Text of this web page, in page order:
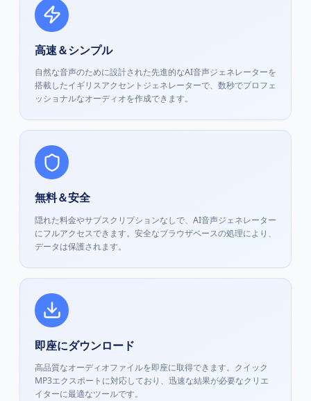
高速＆シンプル
自然な音声のために設計された先進的なAI音声ジェネレーターを
搭載したイギリスアクセントジェネレーターで、数秒でプロフェ
ッショナルなオーディオを作成できます。
無料＆安全
隠れた料金やサブスクリプションなしで、AI音声ジェネレーター
にフルアクセスできます。安全なブラウザベースの処理により、
データは保護されます。
即座にダウンロード
高品質なオーディオファイルを即座に取得できます。クイック
MP3エクスポートに対応しており、迅速な結果が必要なクリエ
イターに最適なツールです。